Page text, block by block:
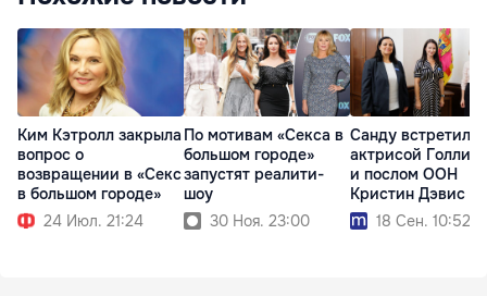
Ким Кэтролл закрыла
вопрос о
возвращении в «Секс
в большом городе»
24 Июл. 21:24
По мотивам «Секса в
большом городе»
запустят реалити-
шоу
30 Ноя. 23:00
Санду
актрисой
и послом ООН
Кристин Дэвис
18 Сен. 10:52